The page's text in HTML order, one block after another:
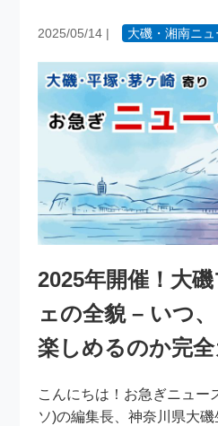
2025/05/14 | 大磯・湘南ニュ
2025年開催！大
ェの全貌 – いつ
楽しめるのか完
こんにちは！お急ぎニュー
ソ)の編集長、神奈川県大